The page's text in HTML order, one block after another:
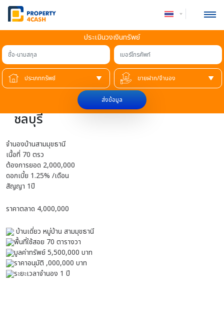
ประเมินวงเงินทรัพย์
ชื่อ-นามสกุล
เบอร์โทรศัพท์
ส่งข้อมูล
หน้าแรก»ชลบุรี
ขายฝาก บ้านโครงการ เดอะบาโคนี่
ชลบุรี
จำนองบ้านสามมุขธานี
เนื้อที่ 70 ตรว
ต้องการยอด 2,000,000
ดอกเบี้ย 1.25% /เดือน
สัญญา 1ปี
ราคาตลาด 4,000,000
บ้านเดี่ยว หมู่บ้าน สามมุขธานี
พื้นที่ใช้สอย 70 ตารางวา
มูลค่าทรัพย์ 5,500,000 บาท
ราคาอนุมัติ ,000,000 บาท
ระยะเวลาจำนอง 1 ปี